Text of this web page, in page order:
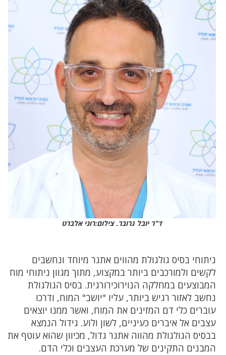
ד"ר יובל גרובר. צילום:רוני אלברט
ניתוחי בסיס גולגולת מהווים אתגר מיוחד ונחשבים
לקשים ולמורכבים ביותר במקצוע, מתוך מגוון ניתוחי מוח
המבוצעים במחלקה הנוירוכירורגית. בסיס הגולגולת
נחשב לאזור רגיש ביותר, עליו "יושב" המוח, ודרכו
עוברים כלי דם המזינים את המוח, ואשר ממנו יוצאים
עצבים אל איברים כעיניים, לשון ולוע. גידול הנמצא
בבסיס הגולגולת מהווה אתגר גדול, מכיוון שהוא עוטף את
המבנים התקינים של מערכת העצבים וכלי הדם.